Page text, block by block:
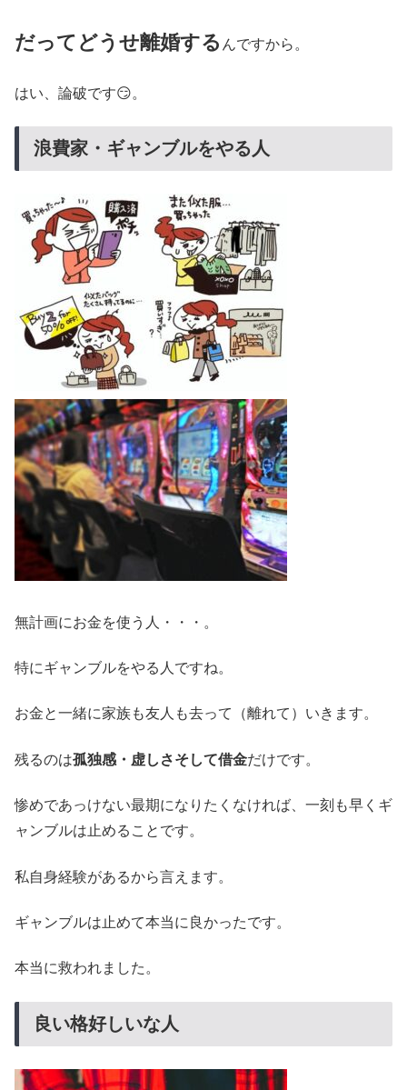
だってどうせ離婚する んですから。
はい、論破です😏。
浪費家・ギャンブルをやる人
無計画にお金を使う人・・・。
特にギャンブルをやる人ですね。
お金と一緒に家族も友人も去って（離れて）いきます。
残るのは孤独感・虚しさそして借金だけです。
惨めであっけない最期になりたくなければ、一刻も早くギ
ャンブルは止めることです。
私自身経験があるから言えます。
ギャンブルは止めて本当に良かったです。
本当に救われました。
良い格好しいな人